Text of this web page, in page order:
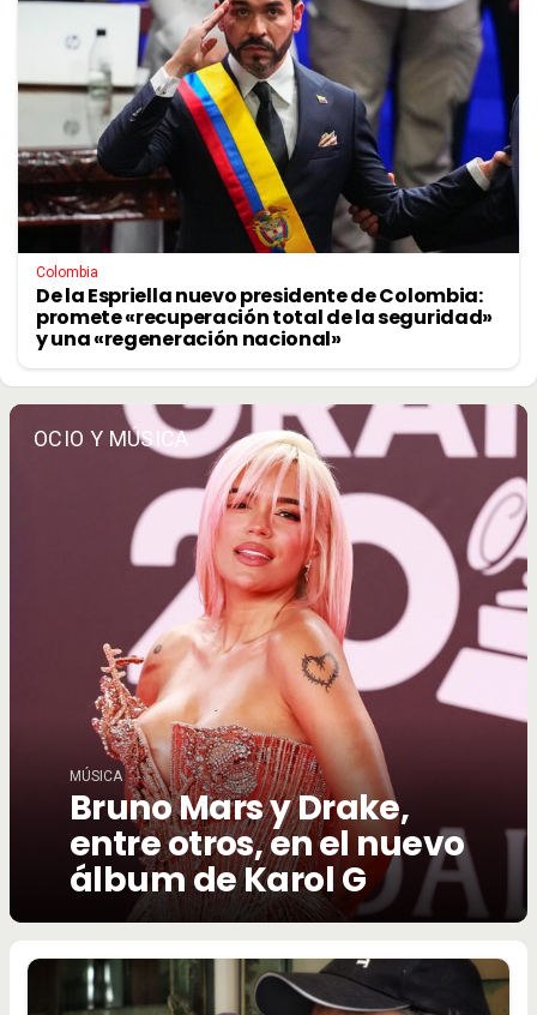
Colombia
De la Espriella nuevo presidente de Colombia:
promete «recuperación total de la seguridad»
y una «regeneración nacional»
OCIO Y MÚSICA
MÚSICA
Bruno Mars y Drake,
entre otros, en el nuevo
álbum de Karol G